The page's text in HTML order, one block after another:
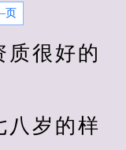
页
很好的
岁的样